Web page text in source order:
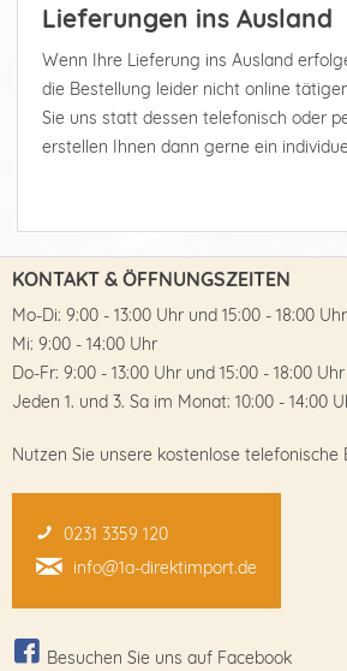
Lieferungen ins Ausland
Wenn Ihre Lieferung ins Ausland
die Bestellung leider nicht online
Sie uns statt dessen telefonisch oder
erstellen Ihnen dann gerne ein
KONTAKT & ÖFFNUNGSZEITEN
Mo-Di: 9:00 - 13:00 Uhr und 15:00 - 18:00 Uhr
Mi: 9:00 - 14:00 Uhr
Do-Fr: 9:00 - 13:00 Uhr und 15:00 - 18:00 Uhr
Jeden 1. und 3. Sa im Monat: 10:00 - 14:00
Nutzen Sie unsere kostenlose telefonische
0231 3359 120
info@1a-direktimport.de
Besuchen Sie uns auf Facebook